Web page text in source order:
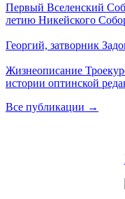
Первый Вселенский
летию Никейского
Георгий, затворник
Жизнеописание
истории оптинской
Все публикации →